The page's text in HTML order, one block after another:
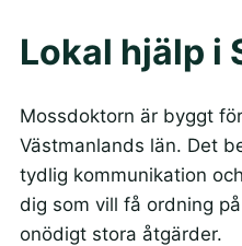
Lokal hjälp i
Mossdoktorn är byggt
Västmanlands län. Det
tydlig kommunikation
dig som vill få ordning
onödigt stora åtgärder.